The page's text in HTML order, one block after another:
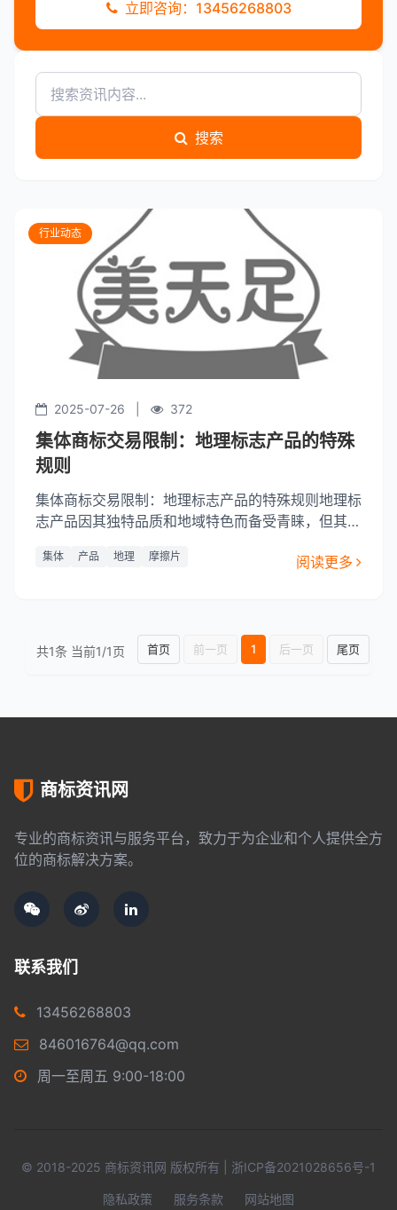
搜索
行业动态
2025-07-26 372
集体商标交易限制：地理标志产品的特殊
规则
集体商标交易限制：地理标志产品的特殊规则地理标
志产品因其独特品质和地域特色而备受青睐，但其交
扰。本文旨在深入探讨集体商标交易限制中的地理标
集体 产品 地理 摩擦片 阅读更多
共1条 当前1/1页 首页 前一页 1 后一页 尾页
立即咨询：13456268803
商标资讯网
专业的商标资讯与服务平台，致力于为企业和个人提供全方
位的商标解决方案。
联系我们
13456268803
846016764@qq.com
周一至周五 9:00-18:00
© 2018-2025 商标资讯网 版权所有 | 浙ICP备2021028656号-1
隐私政策 服务条款 网站地图